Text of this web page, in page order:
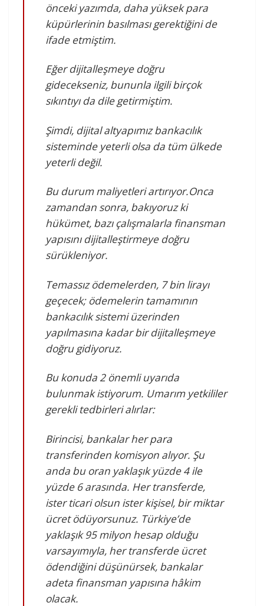
önceki yazımda, daha yüksek para
küpürlerinin basılması gerektiğini de
ifade etmiştim.
Eğer dijitalleşmeye doğru
gidecekseniz, bununla ilgili birçok
sıkıntıyı da dile getirmiştim.
Şimdi, dijital altyapımız bankacılık
sisteminde yeterli olsa da tüm ülkede
yeterli değil.
Bu durum maliyetleri artırıyor.Onca
zamandan sonra, bakıyoruz ki
hükümet, bazı çalışmalarla finansman
yapısını dijitalleştirmeye doğru
sürükleniyor.
Temassız ödemelerden, 7 bin lirayı
geçecek; ödemelerin tamamının
bankacılık sistemi üzerinden
yapılmasına kadar bir dijitalleşmeye
doğru gidiyoruz.
Bu konuda 2 önemli uyarıda
bulunmak istiyorum. Umarım yetkililer
gerekli tedbirleri alırlar:
Birincisi, bankalar her para
transferinden komisyon alıyor. Şu
anda bu oran yaklaşık yüzde 4 ile
yüzde 6 arasında. Her transferde,
ister ticari olsun ister kişisel, bir miktar
ücret ödüyorsunuz. Türkiye’de
yaklaşık 95 milyon hesap olduğu
varsayımıyla, her transferde ücret
ödendiğini düşünürsek, bankalar
adeta finansman yapısına hâkim
olacak.